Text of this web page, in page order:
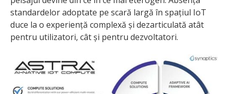
standardelor adoptate pe scară largă în spațiul IoT
duce la o experiență complexă și dezarticulată atât
pentru utilizatori, cât și pentru dezvoltatori.